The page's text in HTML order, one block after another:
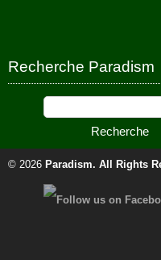
Recherche Paradism
© 2026 Paradism. All Rights